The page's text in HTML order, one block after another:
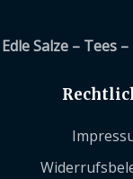
Salze – Tees